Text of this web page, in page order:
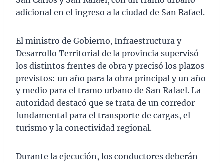
adicional en el ingreso a la ciudad de San Rafael.
El ministro de Gobierno, Infraestructura y
Desarrollo Territorial de la provincia supervisó
los distintos frentes de obra y precisó los plazos
previstos: un año para la obra principal y un año
y medio para el tramo urbano de San Rafael. La
autoridad destacó que se trata de un corredor
fundamental para el transporte de cargas, el
turismo y la conectividad regional.
Durante la ejecución, los conductores deberán